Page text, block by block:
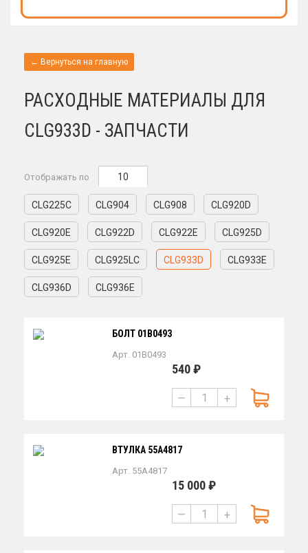
← Вернуться на главную
РАСХОДНЫЕ МАТЕРИАЛЫ ДЛЯ
CLG933D - ЗАПЧАСТИ
Отображать по 10
CLG225C CLG904 CLG908 CLG920D
CLG920E CLG922D CLG922E CLG925D
CLG925E CLG925LC CLG933D CLG933E
CLG936D CLG936E
БОЛТ 01B0493
Арт. 01B0493
540 ₽
— +
ВТУЛКА 55A4817
Арт. 55A4817
15 000 ₽
— +